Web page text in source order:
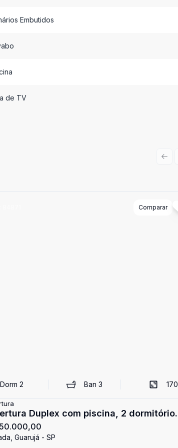
Embutidos
de TV
Comparar
Dorm 2 Ban 3 170
Duplex com piscina, 2
Guarujá
Guarujá - SP